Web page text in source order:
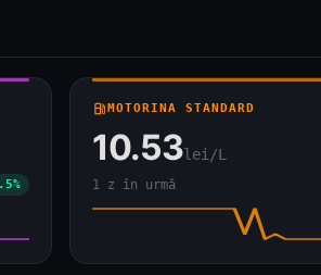
local_gas_stationMOTORINA STANDARD
10.53lei/L
1 z în urmă